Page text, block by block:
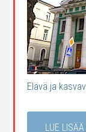
Elävä ja
LUE LISÄÄ